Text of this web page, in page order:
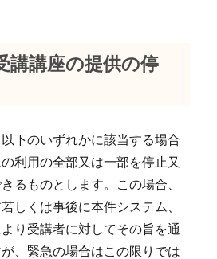
講講座の提供の停
下のいずれかに該当する場合
利用の全部又は一部を停止又
るものとします。この場合、
しくは事後に本件システム、
り受講者に対してその旨を通
、緊急の場合はこの限りでは